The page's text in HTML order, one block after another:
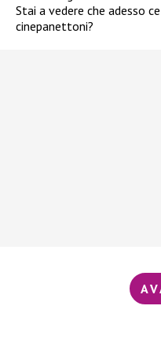
Stai a vedere che adesso
cinepanettoni?